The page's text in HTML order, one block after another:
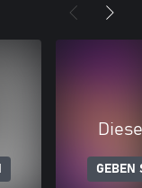
GEBEN